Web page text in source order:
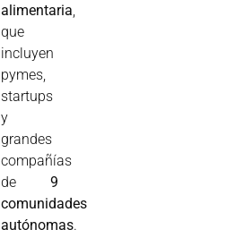
alimentaria
que
incluyen
pymes,
startups
y
grandes
compañías
de 9
comunidades
autónomas.